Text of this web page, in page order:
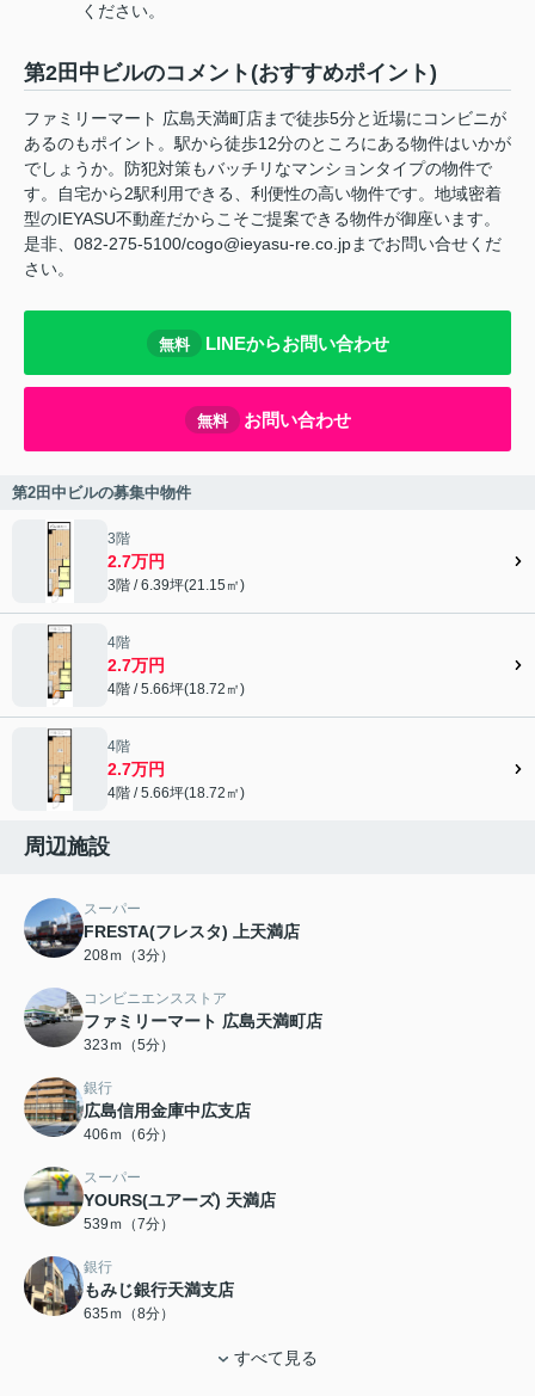
ください。
第2田中ビルのコメント(おすすめポイント)
ファミリーマート 広島天満町店まで徒歩5分と近場にコンビニが
あるのもポイント。駅から徒歩12分のところにある物件はいかが
でしょうか。防犯対策もバッチリなマンションタイプの物件で
す。自宅から2駅利用できる、利便性の高い物件です。地域密着
型のIEYASU不動産だからこそご提案できる物件が御座います。
是非、082-275-5100/cogo@ieyasu-re.co.jpまでお問い合せくだ
さい。
無料 LINEからお問い合わせ
無料 お問い合わせ
第2田中ビルの募集中物件
3階
2.7万円
3階 / 6.39坪(21.15㎡)
4階
2.7万円
4階 / 5.66坪(18.72㎡)
4階
2.7万円
4階 / 5.66坪(18.72㎡)
周辺施設
スーパー
FRESTA(フレスタ) 上天満店
208ｍ（3分）
コンビニエンスストア
ファミリーマート 広島天満町店
323ｍ（5分）
銀行
広島信用金庫中広支店
406ｍ（6分）
スーパー
YOURS(ユアーズ) 天満店
539ｍ（7分）
銀行
もみじ銀行天満支店
635ｍ（8分）
すべて見る